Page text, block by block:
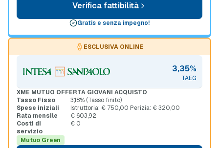
Verifica fattibilità
Gratis e senza impegno!
ESCLUSIVA ONLINE
3,35%
TAEG
XME MUTUO OFFERTA GIOVANI ACQUISTO
Tasso Fisso
3,18% (Tasso finito)
Spese iniziali
Istruttoria: € 750,00 Perizia: € 320,00
Rata mensile
€ 603,92
Costi di
servizio
€ 0
Mutuo Green